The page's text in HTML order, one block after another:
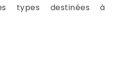
types destinées à